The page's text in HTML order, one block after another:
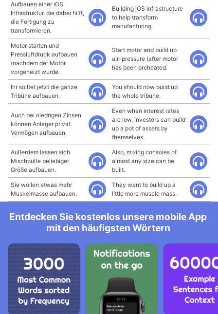
Aufbauen einer iOS
Infrastruktur, die dabei hilft,
die Fertigung zu
transformieren.
Building iOS infrastructure
to help transform
manufacturing.
Motor starten und
Pressluftdruck aufbauen
(nachdem der Motor
vorgeheizt wurde.
Start motor and build up
air-pressure (after motor
has been preheated.
Ihr solltet jetzt die ganze
Tribüne aufbauen.
You should now build up
the whole tribune.
Auch bei niedrigen Zinsen
können Anleger privat
Vermögen aufbauen.
Even when interest rates
are low, investors can build
up a pot of assets by
themselves.
Außerdem lassen sich
Mischpulte beliebiger
Größe aufbauen.
Also, mixing consoles of
almost any size can be
built.
Sie wollen etwas mehr
Muskelmasse aufbauen.
They want to build up a
little more muscle mass.
Entdecken Sie kostenlos unsere mobile App
mit den häufigsten Wörtern